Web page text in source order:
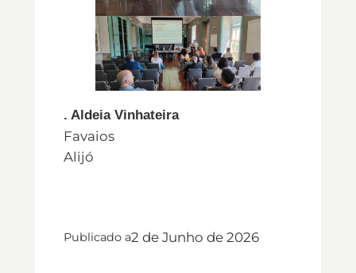
. Aldeia Vinhateira
Favaios
Alijó
Publicado a2 de Junho de 2026